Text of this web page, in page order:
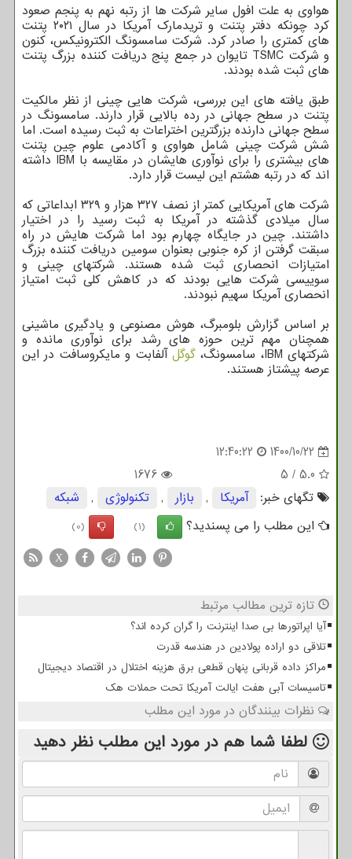
هواوی به علت افول سایر شرکت ها از رتبه نهم به پنجم صعود
کرد چونکه دفتر پتنت و تریدمارک آمریکا در سال ۲۰۲۱ پتنت
های کمتری را صادر کرد. شرکت سامسونگ الکترونیکس، کنون
و شرکت TSMC تایوان در جمع پنج دریافت کننده بزرگ پتنت
های ثبت شده بودند.
طبق یافته های این بررسی، شرکت هایی چینی از نظر مالکیت
پتنت در سطح جهانی در رده بالایی قرار دارند. سامسونگ در
سطح جهانی دارنده بزرگترین اختراعات به ثبت رسیده است. اما
شش شرکت چینی شامل هواوی و آکادمی علوم چین پتنت
های بیشتری را برای نوآوری هایشان در مقایسه با IBM داشته
اند که در رتبه هشتم این لیست قرار دارد.
شرکت های آمریکایی کمتر از نصف ۳۲۷ هزار و ۳۲۹ ابداعاتی که
سال میلادی گذشته در آمریکا به ثبت رسید را در اختیار
داشتند. چین در جایگاه چهارم بود اما شرکت هایش در راه
سبقت گرفتن از کره جنوبی بعنوان سومین دریافت کننده بزرگ
امتیازات انحصاری ثبت شده هستند. شرکتهای چینی و
سوییسی شرکت هایی بودند که در کاهش کلی ثبت امتیاز
انحصاری آمریکا سهیم نبودند.
بر اساس گزارش بلومبرگ، هوش مصنوعی و یادگیری ماشینی
همچنان مهم ترین حوزه های رشد برای نوآوری مانده و
شرکتهای IBM، سامسونگ، گوگل آلفابت و مایکروسافت در این
عرصه پیشتاز هستند.
1400/10/22
12:40:22
5.0
/
5
1676
تگهای خبر:
آمریكا , بازار , تكنولوژی ,
شبكه
این مطلب را می پسندید؟
(1)
(0)
X
تازه ترین مطالب مرتبط
آیا اپراتورها بی صدا اینترنت را گران کرده اند؟
تلاقی دو اراده پولادین در هندسه قدرت
مراکز داده قربانی پنهان قطعی برق هزینه اختلال در اقتصاد دیجیتال
تاسیسات آبی هفت ایالت آمریکا تحت حملات هک
نظرات بینندگان در مورد این مطلب
لطفا شما هم در مورد این مطلب نظر دهید